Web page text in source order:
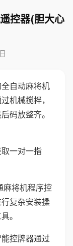
控器(胆大心
自动麻将机
机械搅拌，
码放整齐。
一对一指
麻将机程序控
复杂安装操
。
控牌器通过